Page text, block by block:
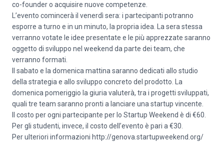
co-founder o acquisire nuove competenze.
L’evento comincerà il venerdì sera: i partecipanti potranno
esporre a turno e in un minuto, la propria idea. La sera stessa
verranno votate le idee presentate e le più apprezzate saranno
oggetto di sviluppo nel weekend da parte dei team, che
verranno formati.
Il sabato e la domenica mattina saranno dedicati allo studio
della strategia e allo sviluppo concreto del prodotto. La
domenica pomeriggio la giuria valuterà, tra i progetti sviluppati,
quali tre team saranno pronti a lanciare una startup vincente.
Il costo per ogni partecipante per lo Startup Weekend è di €60.
Per gli studenti, invece, il costo dell’evento è pari a €30.
Per ulteriori informazioni http://genova.startupweekend.org/